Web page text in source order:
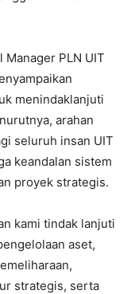
PLN UIT
menindaklanjuti
arahan
seluruh insan UIT
keandalan sistem
proyek strategis.
kami tindak lanjuti
aset,
strategis, serta